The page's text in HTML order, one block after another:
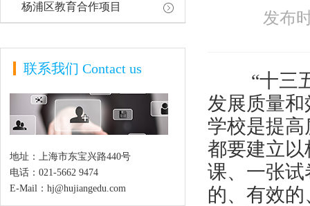
杨浦区教育合作项目
联系我们 Contact us
地址：上海市东宝兴路440号
电话：021-5662 9474
E-Mail：hj@hujiangedu.com
发布
“十三五”
发展质量和
学校是提
都要建立
课、一张
的、有效